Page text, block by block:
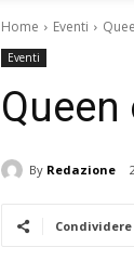
Home Eventi
Eventi
By Redazione
Condividere